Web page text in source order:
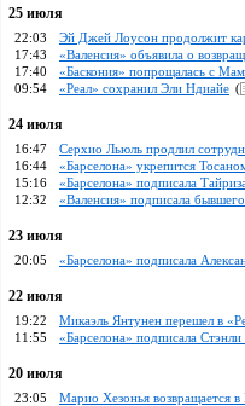
25 июля
22:03 Эй Джей Лоусон продолжит
17:43
«Валенсия» объявила о
17:40
«Баскония» попрощалась с
09:54
«Реал» сохранил Эли Ндиайе (
24 июля
16:47 Серхио Льюль продлил
16:44
«Барселона» укрепится
15:16
«Барселона» подписала
12:32
«Валенсия» подписала
23 июля
20:05 «Барселона» подписала
22 июля
19:22 Микаэль Янтунен перешел в
11:55
«Барселона» подписала
20 июля
23:05 Марио Хезонья возвращается